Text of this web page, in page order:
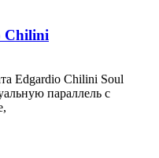
Chilini
Edgardio Chilini Soul
параллель с